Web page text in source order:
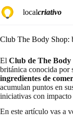
al
contenido
localcriativo
Club The Body Shop:
El Club de The Body
británica conocida por
ingredientes de
acumulan puntos en
iniciativas con
En este artículo vas a